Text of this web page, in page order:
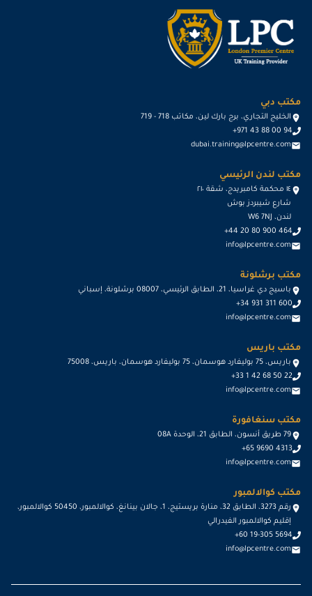
مكتب دبي
الخليج التجاري، برج بارك لين، مكاتب 718 - 719
+971 43 88 00 94
dubai.training@lpcentre.com
مكتب لندن الرئيسي
١٤ محكمة كامبريدج، شقة ٢١٠
شارع شيبردز بوش
لندن، W6 7NJ
+44 20 80 900 464
info@lpcentre.com
مكتب برشلونة
باسيج دي غراسيا، 21، الطابق الرئيسي، 08007 برشلونة، إسباني
+34 931 311 600
info@lpcentre.com
مكتب باريس
باريس، 75 بوليفارد هوسمان، 75 بوليفارد هوسمان، باريس، 75008
+33 1 42 68 50 22
info@lpcentre.com
مكتب سنغافورة
79 طريق أنسون، الطابق 21، الوحدة 08A
+65 9690 4313
info@lpcentre.com
مكتب كوالالمبور
رقم 3273، الطابق 32، منارة بريستيج، 1، جالان بينانغ، كوالالمبور، 50450 كوالالمبور،
إقليم كوالالمبور الفيدرالي
+60 19-305 5694
info@lpcentre.com